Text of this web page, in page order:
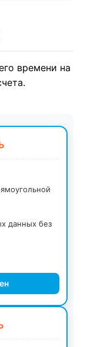
времени на
данных без